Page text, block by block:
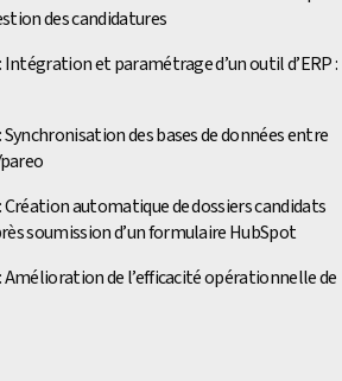
des candidatures
Intégration et paramétrage d’un outil d’ERP :
Synchronisation des bases de données entre
Création automatique de dossiers candidats
soumission d’un formulaire HubSpot
Amélioration de l’efficacité opérationnelle de